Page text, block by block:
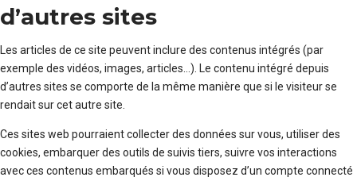
d’autres sites
Les articles de ce site peuvent inclure des contenus intégrés (par
exemple des vidéos, images, articles…). Le contenu intégré depuis
d’autres sites se comporte de la même manière que si le visiteur se
rendait sur cet autre site.
Ces sites web pourraient collecter des données sur vous, utiliser des
cookies, embarquer des outils de suivis tiers, suivre vos interactions
avec ces contenus embarqués si vous disposez d’un compte connecté